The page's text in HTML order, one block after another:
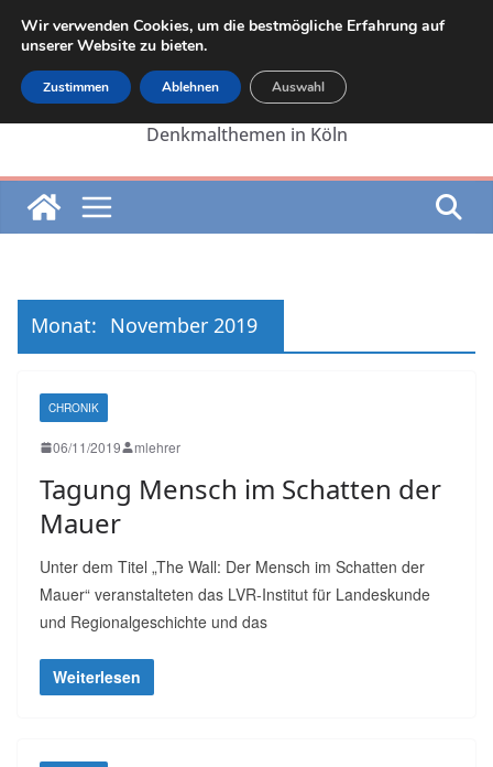
Zum
Inhalt
springen
Die Internetseite von Martin Lehrer zu
Denkmalthemen in Köln
Monat: November 2019
CHRONIK
06/11/2019 mlehrer
Tagung Mensch im Schatten der
Mauer
Unter dem Titel „The Wall: Der Mensch im Schatten der
Mauer“ veranstalteten das LVR-Institut für Landeskunde
und Regionalgeschichte und das
Weiterlesen
Wir verwenden Cookies, um die bestmögliche Erfahrung auf
unserer Website zu bieten.
Zustimmen Ablehnen Auswahl